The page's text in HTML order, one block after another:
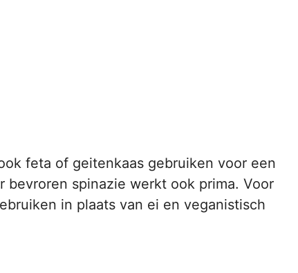
feta of geitenkaas gebruiken voor een
bevroren spinazie werkt ook prima. Voor
in plaats van ei en veganistisch